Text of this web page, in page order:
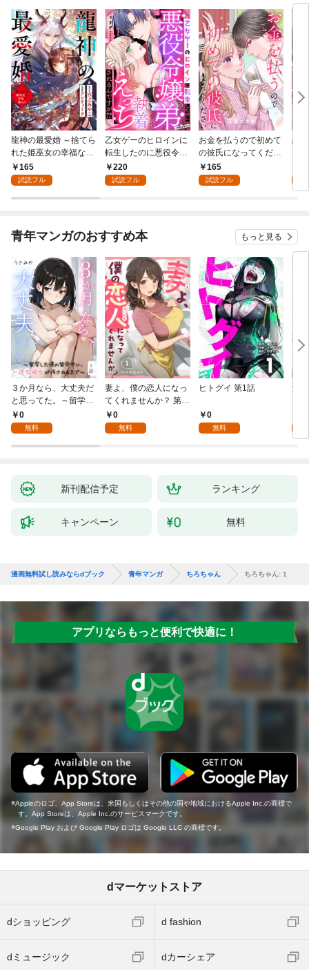
龍神の最愛婚 ～捨てら
れた姫巫女の幸福な嫁
入り～: 1
165
試読フル
乙女ゲーのヒロインに
転生したのに悪役令嬢
の弟（攻略対象外）に
執着えっちされるんで
220
試読フル
お金を払うので初めて
の彼氏になってくださ
い: 1
165
試読フル
恋
青年マンガのおすすめ本 もっと見る
３か月なら、大丈夫だ
と思ってた。～留学し
た僕の留守中に、一途
な彼女が汚されるまで
0
無料
妻よ、僕の恋人になっ
てくれませんか？ 第1
話0
無料
ヒトグイ 第1話
0
無料
世
新刊配信予定 ランキング
キャンペーン 無料
漫画無料試し読みならdブック 青年マンガ ちろちゃん ちろちゃん: 1
アプリならもっと便利で快適に！
Appleのロゴ、App Storeは、米国もしくはその他の国や地域におけるApple Inc.の商標で
す。App Storeは、Apple Inc.のサービスマークです。
Google Play および Google Play ロゴは Google LLC の商標です。
dマーケットストア
dショッピング d fashion
dミュージック dカーシェア